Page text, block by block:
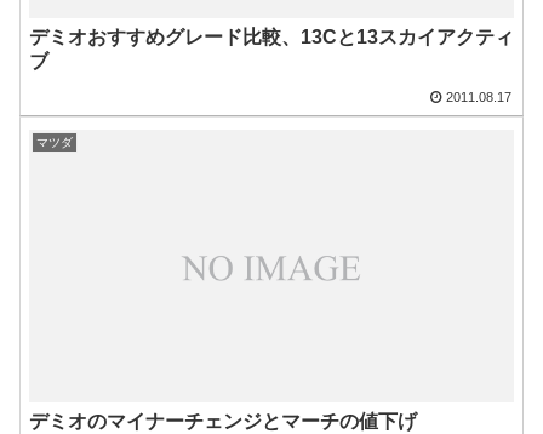
デミオおすすめグレード比較、13Cと13スカイアクティ
ブ
2011.08.17
マツダ
デミオのマイナーチェンジとマーチの値下げ